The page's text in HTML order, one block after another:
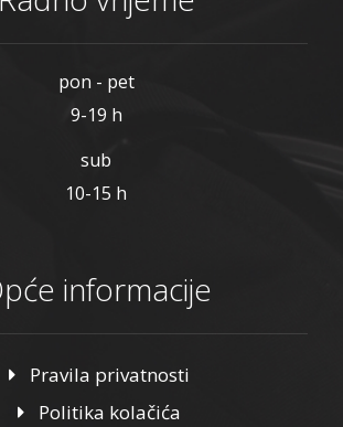
pon - pet
9-19 h
sub
10-15 h
informacije
Pravila privatnosti
Politika kolačića